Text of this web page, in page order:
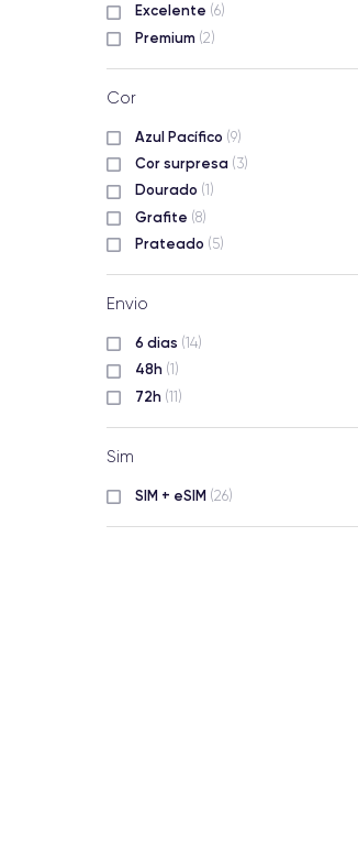
Excelente (6)
Premium (2)
Cor
Azul Pacífico (9)
Cor surpresa (3)
Dourado (1)
Grafite (8)
Prateado (5)
Envio
6 dias (14)
48h (1)
72h (11)
Sim
SIM + eSIM (26)